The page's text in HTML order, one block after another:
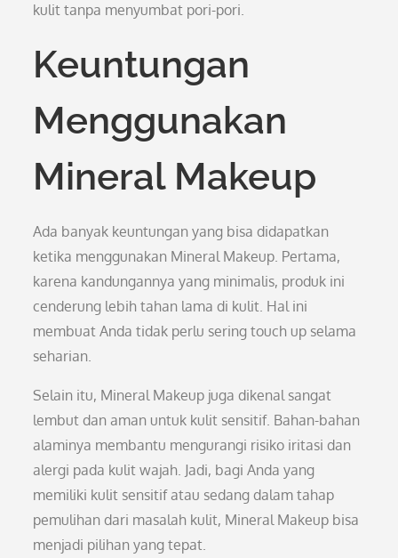
kulit tanpa menyumbat pori-pori.
Keuntungan
Menggunakan
Mineral Makeup
Ada banyak keuntungan yang bisa didapatkan
ketika menggunakan Mineral Makeup. Pertama,
karena kandungannya yang minimalis, produk ini
cenderung lebih tahan lama di kulit. Hal ini
membuat Anda tidak perlu sering touch up selama
seharian.
Selain itu, Mineral Makeup juga dikenal sangat
lembut dan aman untuk kulit sensitif. Bahan-bahan
alaminya membantu mengurangi risiko iritasi dan
alergi pada kulit wajah. Jadi, bagi Anda yang
memiliki kulit sensitif atau sedang dalam tahap
pemulihan dari masalah kulit, Mineral Makeup bisa
menjadi pilihan yang tepat.